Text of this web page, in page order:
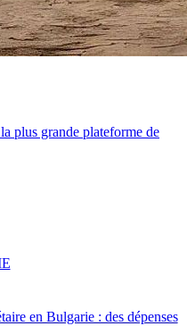
plus grande plateforme de
en Bulgarie : des dépenses